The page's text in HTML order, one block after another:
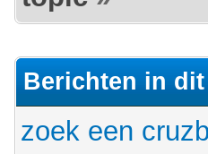
Berichten in
zoek een